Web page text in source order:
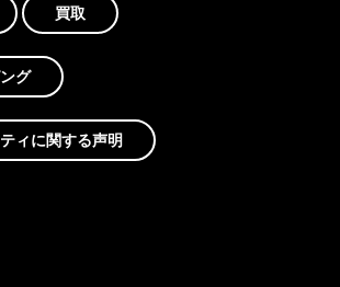
買取
グ
ィに関する声明